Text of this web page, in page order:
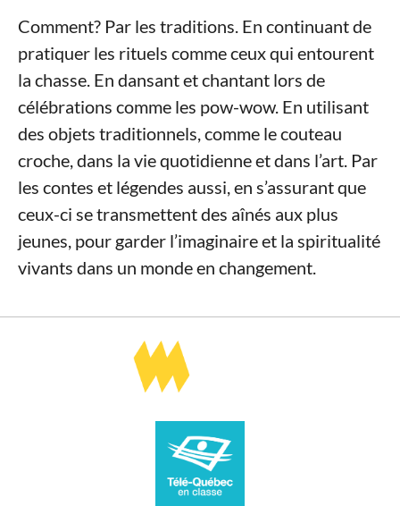
Comment? Par les traditions. En continuant de
pratiquer les rituels comme ceux qui entourent
la chasse. En dansant et chantant lors de
célébrations comme les pow-wow. En utilisant
des objets traditionnels, comme le couteau
croche, dans la vie quotidienne et dans l’art. Par
les contes et légendes aussi, en s’assurant que
ceux-ci se transmettent des aînés aux plus
jeunes, pour garder l’imaginaire et la spiritualité
vivants dans un monde en changement.